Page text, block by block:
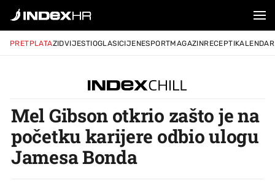
PRETPLATAZIDVIJESTIOGLASICIJENESPORTMAGAZINRECEPTIKALENDAR
Mel Gibson otkrio zašto je na
početku karijere odbio ulogu
Jamesa Bonda